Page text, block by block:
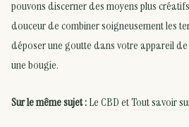
pouvons discerner des moyens plus
douceur de combiner soigneusement les
déposer une goutte dans votre appareil
une bougie.
Sur le même sujet :Le CBDetTout savoir